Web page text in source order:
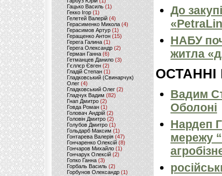
Гацько Василь (1)
Гекко Ігор(1)
Гелетей Валерій (4)
Герасименко Микола (4)
Герасимов Артур (1)
Геращенко Антон(15)
Герега Галина (1)
Герега Олександр (2)
Герман Ганна (6)
Гетманцев Данило (3)
Гєллєр Євген (2)
Гладій Степан(1)
Гладковський (Свинарчук)
Олег (4)
Гладковський Олег (2)
Гладчук Вадим (82)
Гнап Дмитро (2)
Говда Роман(1)
Головач Андрій (2)
Головін Дмитро (2)
Голубов Дмитро (1)
Гольдарб Максим(1)
Гонтарева Валерія (47)
Гончаренко Олексій(8)
Гончаров Михайло (1)
Гончарук Олексій (2)
Гопко Ганна (3)
Горбаль Василь (2)
Горбунов Олександр (1)
До
НАБУ
житла
ОСТАННІ
Вадим
Оболоні
Нардеп
мережу